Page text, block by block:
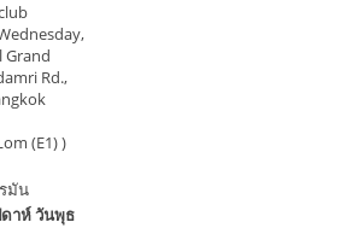
Grand
Rd.,
(E1) )
มัน
าห์ วันพุธ